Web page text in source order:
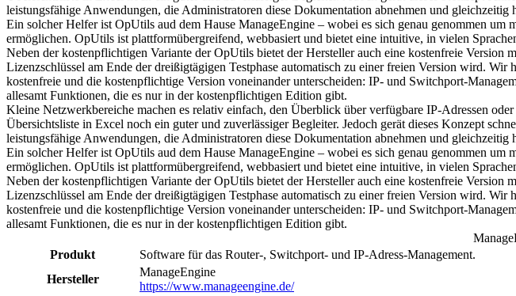
leistungsfähige Anwendungen, die Administratoren diese Dokumentation abnehmen und gleichzeitig
Ein solcher Helfer ist OpUtils aud dem Hause ManageEngine – wobei es sich genau genommen
ermöglichen. OpUtils ist plattformübergreifend, webbasiert und bietet eine intuitive, in vielen
Neben der kostenpflichtigen Variante der OpUtils bietet der Hersteller auch eine kostenfreie
Lizenzschlüssel am Ende der dreißigtägigen Testphase automatisch zu einer freien Version wird.
kostenfreie und die kostenpflichtige Version voneinander unterscheiden: IP- und Switchport-
allesamt Funktionen, die es nur in der kostenpflichtigen Edition gibt.
Kleine Netzwerkbereiche machen es relativ einfach, den Überblick über verfügbare IP-Adressen
Übersichtsliste in Excel noch ein guter und zuverlässiger Begleiter. Jedoch gerät dieses Konzept
leistungsfähige Anwendungen, die Administratoren diese Dokumentation abnehmen und gleichzeitig
Ein solcher Helfer ist OpUtils aud dem Hause ManageEngine – wobei es sich genau genommen
ermöglichen. OpUtils ist plattformübergreifend, webbasiert und bietet eine intuitive, in vielen
Neben der kostenpflichtigen Variante der OpUtils bietet der Hersteller auch eine kostenfreie
Lizenzschlüssel am Ende der dreißigtägigen Testphase automatisch zu einer freien Version wird.
kostenfreie und die kostenpflichtige Version voneinander unterscheiden: IP- und Switchport-
allesamt Funktionen, die es nur in der kostenpflichtigen Edition gibt.
Produkt
Software für das Router-, Switchport- und IP-Adress-Management.
Hersteller
ManageEngine
https://www.manageengine.de/